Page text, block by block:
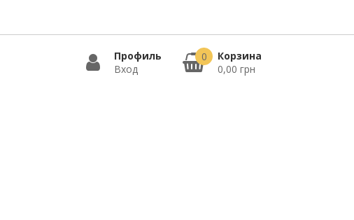
Профиль
Вход
Корзина
0,00 грн
0